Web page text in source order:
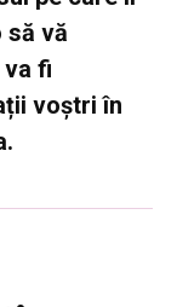
să vă
fi
voștri în